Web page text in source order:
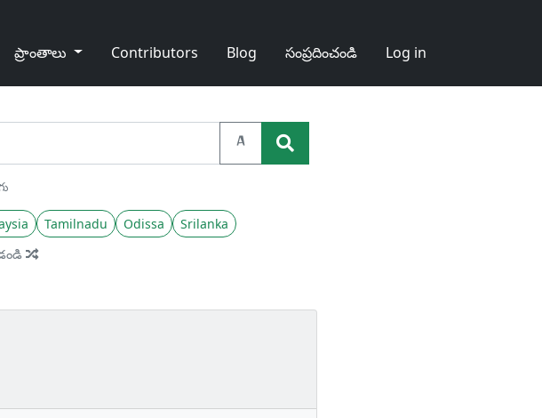
ప్రాంతాలు Contributors Blog సంప్రదించండి Log in
A
Tamilnadu Odissa
Srilanka